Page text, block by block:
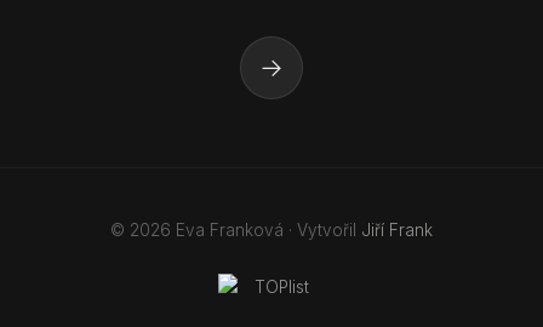
→
© 2026 Eva Franková · Vytvořil Jiří Frank